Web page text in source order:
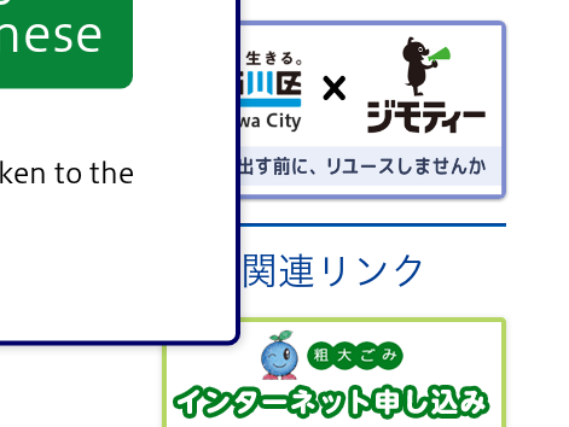
to the
ごみを出す前にリユースしません
関連リンク